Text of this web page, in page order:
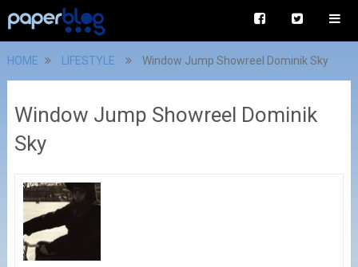
HOME LIFESTYLE Window Jump Showreel Dominik Sky
Window Jump Showreel Dominik
Sky